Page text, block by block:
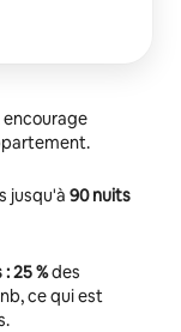
jusqu'à 90 nuits
25 %des
ce qui est